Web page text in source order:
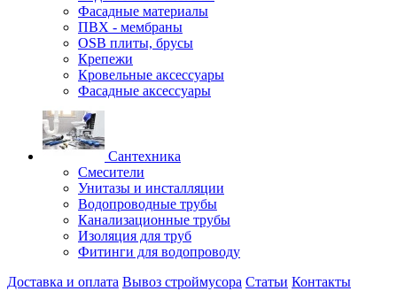
Фасадные материалы
ПВХ - мембраны
OSB плиты, брусы
Крепежи
Кровельные аксессуары
Фасадные аксессуары
Сантехника
Смесители
Унитазы и инсталляции
Водопроводные трубы
Канализационные трубы
Изоляция для труб
Фитинги для водопроводу
Доставка и оплата Вывоз строймусора Статьи Контакты